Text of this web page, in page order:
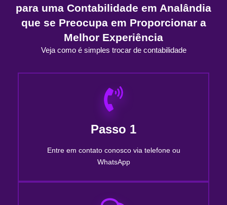
para uma Contabilidade em Analândia
que se Preocupa em Proporcionar a
Melhor Experiência
Veja como é simples trocar de contabilidade
Passo 1
Entre em contato conosco via telefone ou
WhatsApp